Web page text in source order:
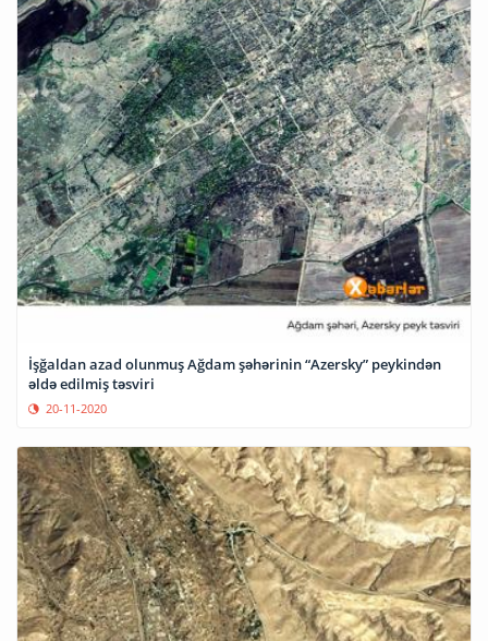
İşğaldan azad olunmuş Ağdam şəhərinin “Azersky” peykindən
əldə edilmiş təsviri
20-11-2020